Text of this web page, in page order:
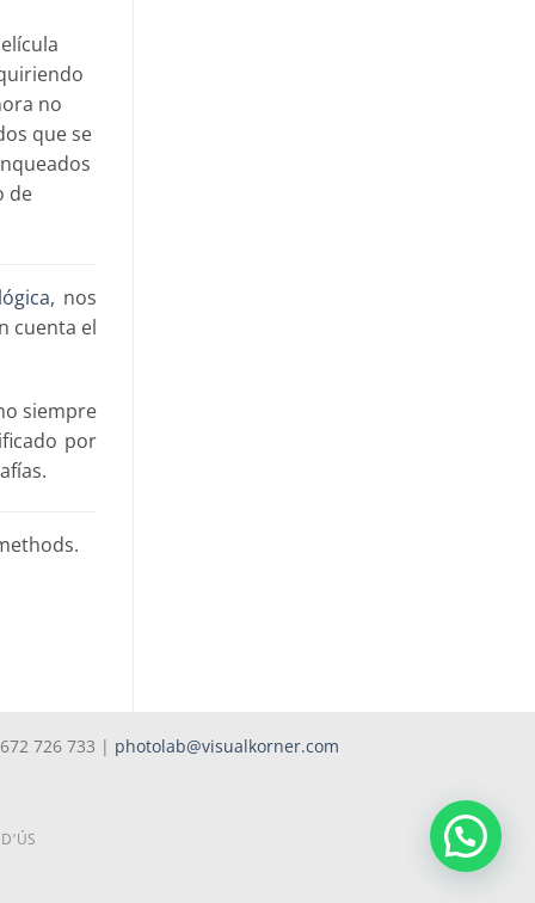
no
que se
de
, nos
cuenta el
siempre
por
726 733 | photolab@visualkorner.com